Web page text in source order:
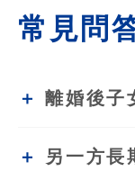
常見問
離婚後子
另一方長